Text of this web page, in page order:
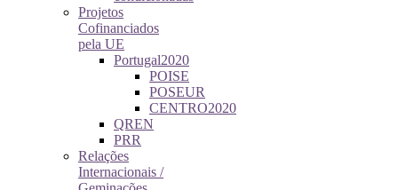
Projetos
Cofinanciados
pela UE
Portugal2020
POISE
POSEUR
CENTRO2020
QREN
PRR
Relações
Internacionais /